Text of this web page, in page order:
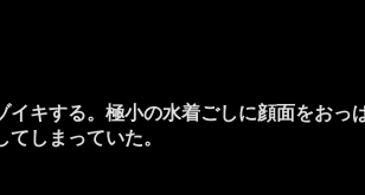
キする。極小の水着ごしに顔面をお
しまっていた。